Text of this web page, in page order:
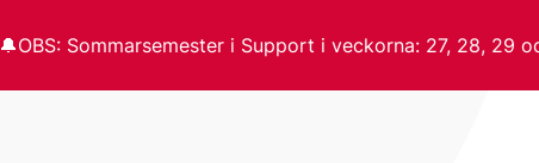
🔔OBS: Sommarsemester i Support i veckorna: 27, 28, 29